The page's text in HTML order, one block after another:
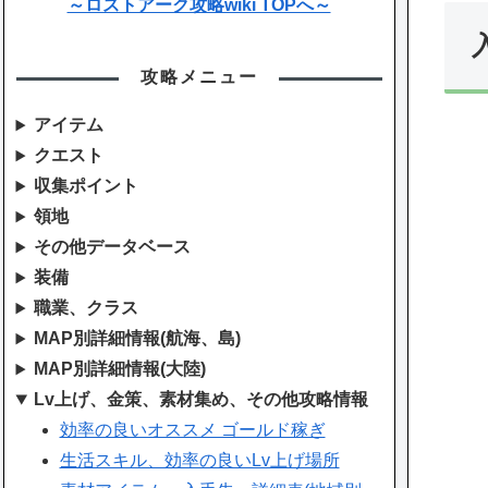
～ロストアーク攻略wiki TOPへ～
攻略メニュー
アイテム
クエスト
収集ポイント
領地
その他データベース
装備
職業、クラス
MAP別詳細情報(航海、島)
MAP別詳細情報(大陸)
Lv上げ、金策、素材集め、その他攻略情報
効率の良いオススメ ゴールド稼ぎ
生活スキル、効率の良いLv上げ場所